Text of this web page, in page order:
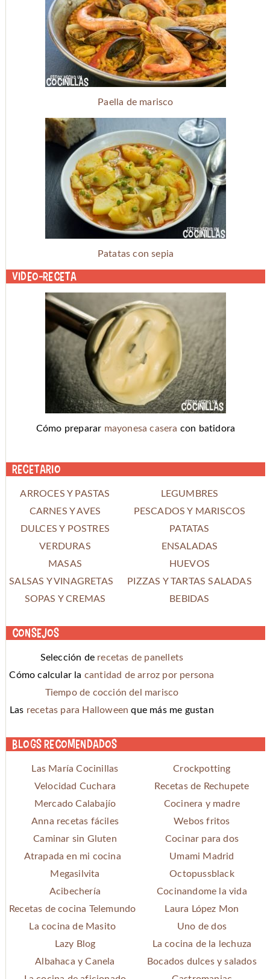
Paella de marisco
Patatas con sepia
Video-receta
Cómo preparar mayonesa casera con batidora
Recetario
ARROCES Y PASTAS
LEGUMBRES
CARNES Y AVES
PESCADOS Y MARISCOS
DULCES Y POSTRES
PATATAS
VERDURAS
ENSALADAS
MASAS
HUEVOS
SALSAS Y VINAGRETAS
PIZZAS Y TARTAS SALADAS
SOPAS Y CREMAS
BEBIDAS
Consejos
Selección de recetas de panellets
Cómo calcular la cantidad de arroz por persona
Tiempo de cocción del marisco
Las recetas para Halloween que más me gustan
Blogs recomendados
Las María Cocinillas
Crockpotting
Velocidad Cuchara
Recetas de Rechupete
Mercado Calabajío
Cocinera y madre
Anna recetas fáciles
Webos fritos
Caminar sin Gluten
Cocinar para dos
Atrapada en mi cocina
Umami Madrid
Megasilvita
Octopussblack
Acibechería
Cocinandome la vida
Recetas de cocina Telemundo
Laura López Mon
La cocina de Masito
Uno de dos
Lazy Blog
La cocina de la lechuza
Albahaca y Canela
Bocados dulces y salados